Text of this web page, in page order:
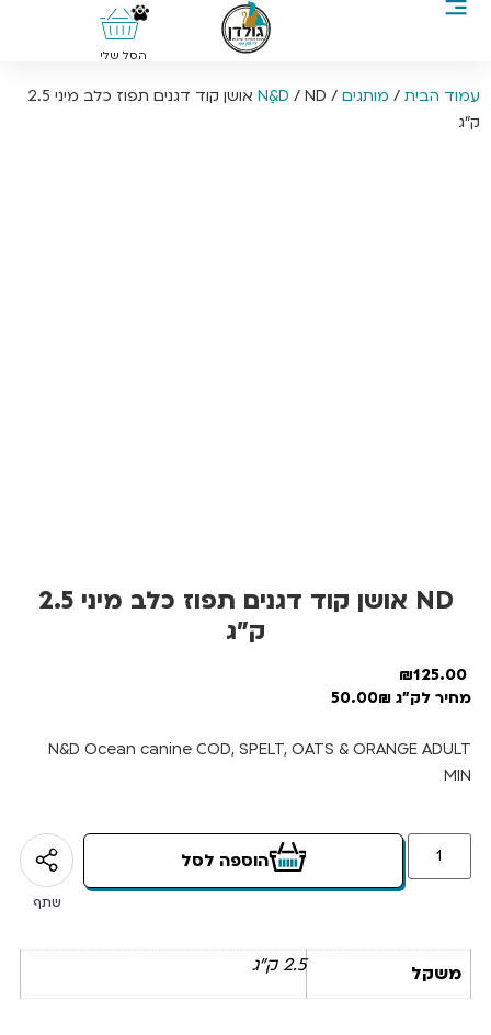
0
הסל שלי
עמוד הבית / מותגים / Nַ&D
/ ND אושן קוד דגנים תפוז כלב מיני 2.5
ק”ג
ND אושן קוד דגנים תפוז כלב מיני 2.5
ק”ג
125.00
₪
מחיר לק"ג 50.00₪
N&D Ocean canine COD, SPELT, OATS & ORANGE ADULT
MIN
הוספה לסל
שתף
משקל 2.5 ק"ג